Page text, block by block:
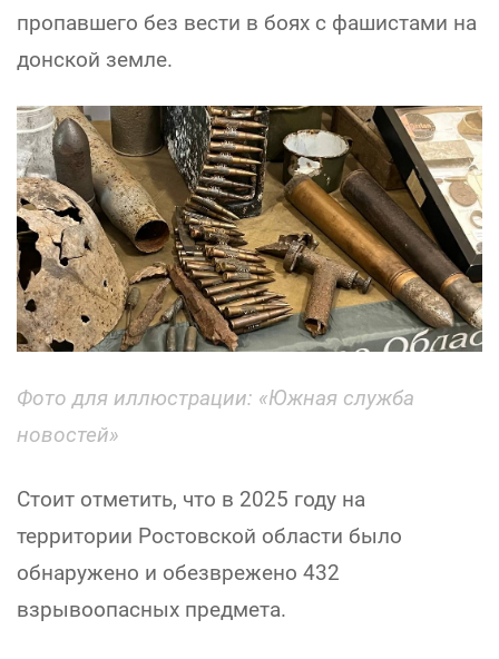
пропавшего без вести в боях с фашистами на
донской земле.
Фото для иллюстрации: «Южная служба
новостей»
Стоит отметить, что в 2025 году на
территории Ростовской области было
обнаружено и обезврежено 432
взрывоопасных предмета.